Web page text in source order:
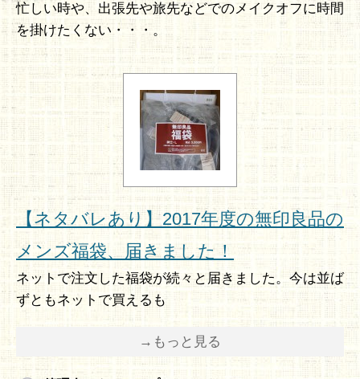
忙しい時や、出張先や旅先などでのメイクオフに時間
を掛けたくない・・・。
【ネタバレあり】2017年度の無印良品の
メンズ福袋、届きました！
ネットで注文した福袋が続々と届きました。今は並ば
ずともネットで買えるも
→もっと見る